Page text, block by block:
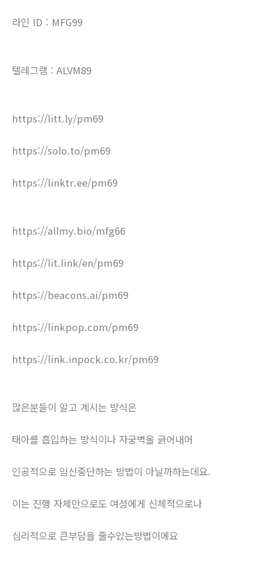
라인 ID : MFG99
텔레그램 : ALVM89
https://litt.ly/pm69
https://solo.to/pm69
https://linktr.ee/pm69
https://allmy.bio/mfg66
https://lit.link/en/pm69
https://beacons.ai/pm69
https://linkpop.com/pm69
https://link.inpock.co.kr/pm69
많은분들이 알고 계시는 방식은
태아를 흡입하는 방식이나 자궁벽을 긁어내어
인공적으로 임신중단하는 방법이 아닐까하는데요.
이는 진행 자체만으로도 여성에게 신체적으로나
심리적으로 큰부담을 줄수있는방법이에요